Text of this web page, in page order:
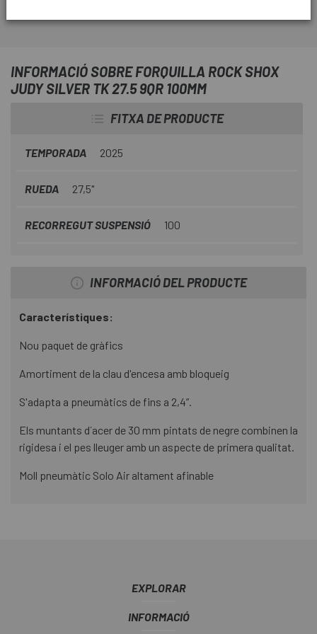
INFORMACIÓ SOBRE FORQUILLA ROCK SHOX
JUDY SILVER TK 27.5 9QR 100MM
FITXA DE PRODUCTE
TEMPORADA 2025
RUEDA 27,5"
RECORREGUT SUSPENSIÓ 100
INFORMACIÓ DEL PRODUCTE
Característiques:
Nou paquet de gràfics
Amortiment de la clau d'encesa amb bloqueig
S'adapta a pneumàtics de fins a 2,4”.
Els muntants d´acer de 30 mm pintats de negre combinen la
rigidesa i el pes lleuger amb un aspecte de primera qualitat.
Moll pneumàtic Solo Air altament afinable
EXPLORAR
INFORMACIÓ